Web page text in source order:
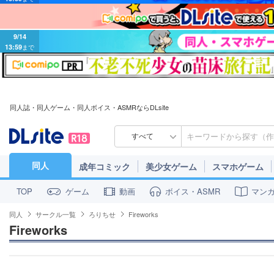
9/14
13:59
同人誌・同人ゲーム・同人ボイス・ASMRならDLsite
すべて
同人 成年コミック 美少女ゲーム スマホゲーム
TOP ゲーム 動画 ボイス・ASMR マン
同人 サークル一覧 ろりちせ Fireworks
Fireworks